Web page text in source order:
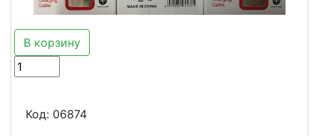
В корзину
Код: 06874